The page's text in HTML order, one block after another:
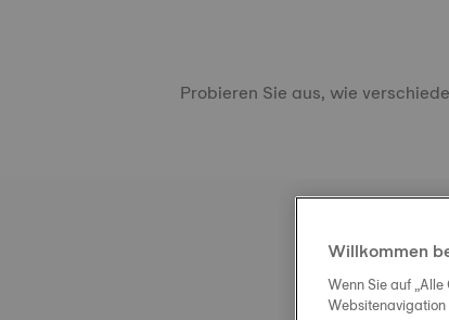
Probieren Sie aus, wie
Willkommen
Wenn Sie auf
Websitenavigation